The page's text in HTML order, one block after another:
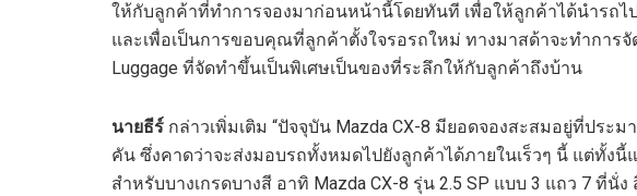
ให้กับลูกค้าที่ทำการจองมาก่อนหน้านี้โดยทันที เพื่อให้ลูกค้าได้นำรถไ
และเพื่อเป็นการขอบคุณที่ลูกค้าตั้งใจรอรถใหม่ ทางมาสด้าจะทำการจั
Luggage ที่จัดทำขึ้นเป็นพิเศษเป็นของที่ระลึกให้กับลูกค้าถึงบ้าน
นายธีร์ กล่าวเพิ่มเติม “ปัจจุบัน Mazda CX-8 มียอดจองสะสมอยู่ที่ประม
คัน ซึ่งคาดว่าจะส่งมอบรถทั้งหมดไปยังลูกค้าได้ภายในเร็วๆ นี้ แต่ทั้งนี้
สำหรับบางเกรดบางสี อาทิ Mazda CX-8 รุ่น 2.5 SP แบบ 3 แถว 7 ที่นั่ง